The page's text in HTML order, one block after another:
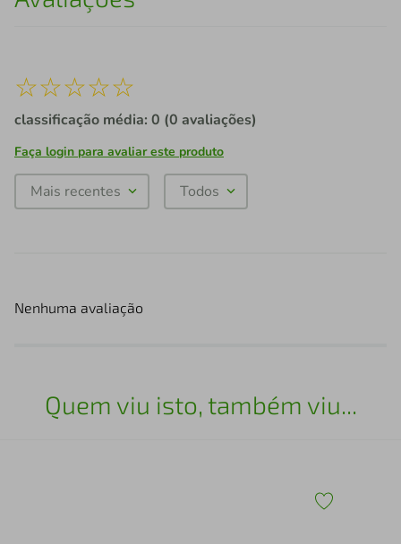
☆☆☆☆☆
classificação média: 0 (0 avaliações)
Faça login para avaliar este produto
Mais recentes Todos
Nenhuma avaliação
Quem viu isto, também viu...